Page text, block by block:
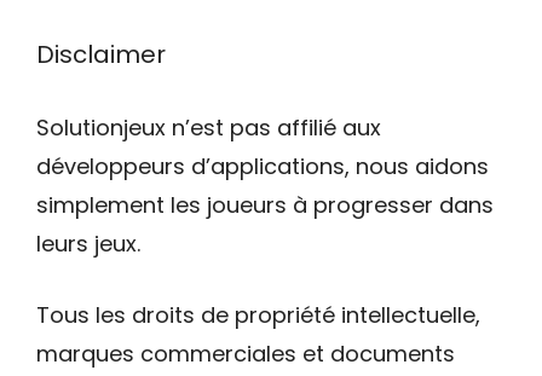
Disclaimer
Solutionjeux n’est pas affilié aux
développeurs d’applications, nous aidons
simplement les joueurs à progresser dans
leurs jeux.
Tous les droits de propriété intellectuelle,
marques commerciales et documents